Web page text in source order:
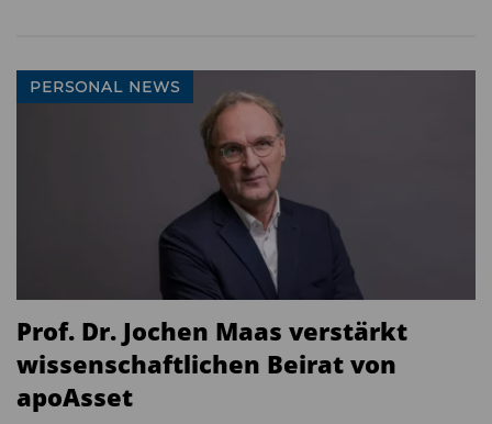
PERSONAL NEWS
Prof. Dr. Jochen Maas verstärkt
wissenschaftlichen Beirat von
apoAsset